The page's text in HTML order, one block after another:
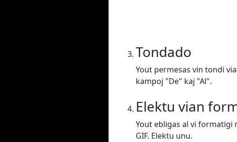
Tondado
Yout permesas vin tondi
kampoj "De" kaj "Al".
Elektu vian
Yout ebligas al vi formatigi
GIF. Elektu unu.